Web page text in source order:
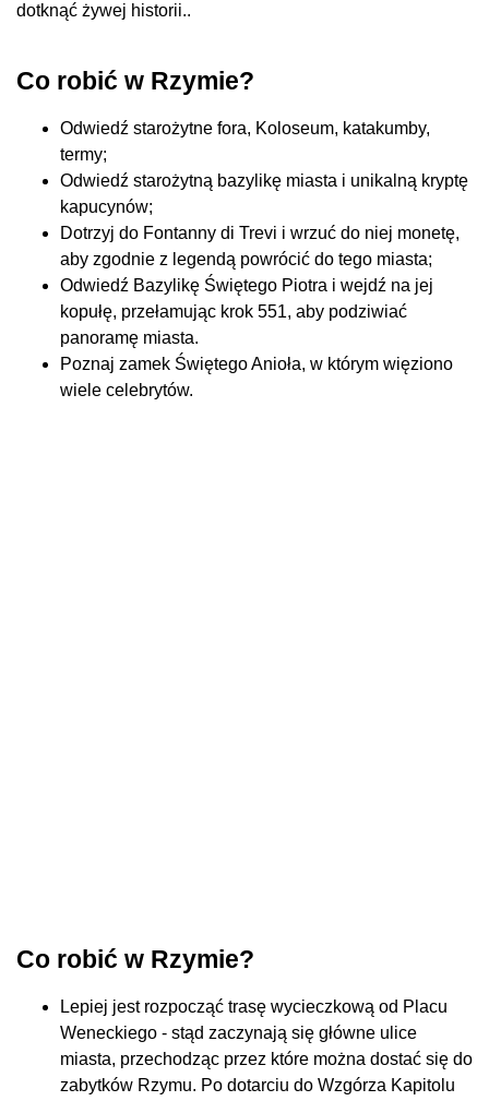
dotknąć żywej historii..
Co robić w Rzymie?
Odwiedź starożytne fora, Koloseum, katakumby,
termy;
Odwiedź starożytną bazylikę miasta i unikalną kryptę
kapucynów;
Dotrzyj do Fontanny di Trevi i wrzuć do niej monetę,
aby zgodnie z legendą powrócić do tego miasta;
Odwiedź Bazylikę Świętego Piotra i wejdź na jej
kopułę, przełamując krok 551, aby podziwiać
panoramę miasta.
Poznaj zamek Świętego Anioła, w którym więziono
wiele celebrytów.
Co robić w Rzymie?
Lepiej jest rozpocząć trasę wycieczkową od Placu
Weneckiego - stąd zaczynają się główne ulice
miasta, przechodząc przez które można dostać się do
zabytków Rzymu. Po dotarciu do Wzgórza Kapitolu